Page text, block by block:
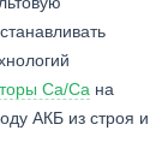
Ca/Ca на
АКБ из строя и